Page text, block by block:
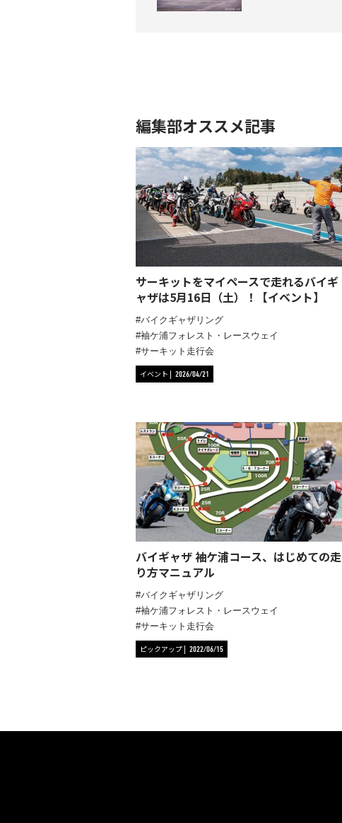
編集部オススメ記事
サーキットをマイペースで走れるバイギ
ャザは5月16日（土）！【イベント】
バイクギャザリング
袖ケ浦フォレスト・レースウェイ
サーキット走行会
イベント 2026/04/21
バイギャザ 袖ケ浦コース、はじめての走
り方マニュアル
バイクギャザリング
袖ケ浦フォレスト・レースウェイ
サーキット走行会
ピックアップ 2022/06/15